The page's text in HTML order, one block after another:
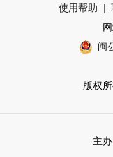
使用帮助
闽
版权
主